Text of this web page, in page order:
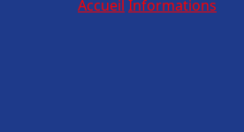
Accueil Informations